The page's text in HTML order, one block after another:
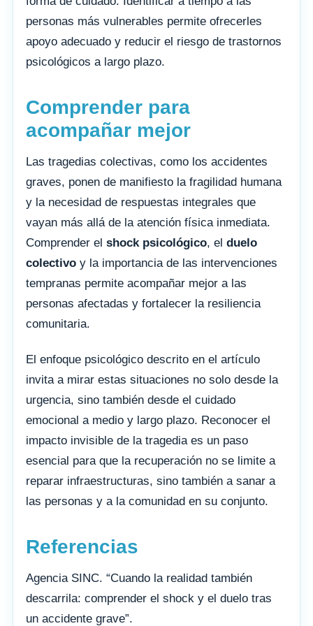
personas más vulnerables permite ofrecerles
apoyo adecuado y reducir el riesgo de trastornos
psicológicos a largo plazo.
Comprender para
acompañar mejor
Las tragedias colectivas, como los accidentes
graves, ponen de manifiesto la fragilidad humana
y la necesidad de respuestas integrales que
vayan más allá de la atención física inmediata.
Comprender el shock psicológico, el duelo
colectivo y la importancia de las intervenciones
tempranas permite acompañar mejor a las
personas afectadas y fortalecer la resiliencia
comunitaria.
El enfoque psicológico descrito en el artículo
invita a mirar estas situaciones no solo desde la
urgencia, sino también desde el cuidado
emocional a medio y largo plazo. Reconocer el
impacto invisible de la tragedia es un paso
esencial para que la recuperación no se limite a
reparar infraestructuras, sino también a sanar a
las personas y a la comunidad en su conjunto.
Referencias
Agencia SINC. “Cuando la realidad también
descarrila: comprender el shock y el duelo tras
un accidente grave”.